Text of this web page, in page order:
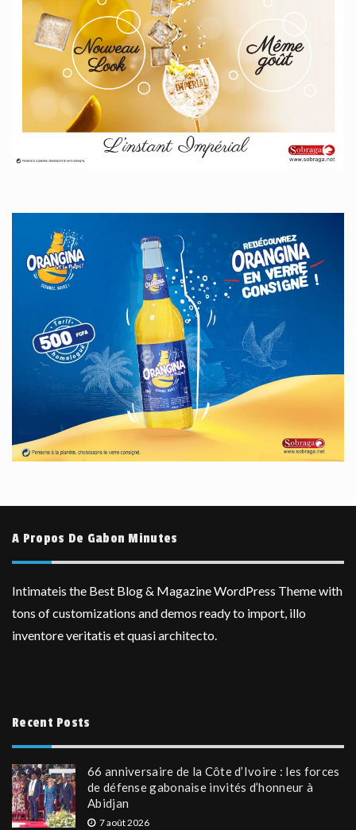
A Propos De Gabon Minutes
Intimateis the Best Blog & Magazine WordPress Theme with
tons of customizations and demos ready to import, illo
inventore veritatis et quasi architecto.
Recent Posts
66 anniversaire de la Côte d’Ivoire : les forces
de défense gabonaise invités d’honneur à
Abidjan
7 août 2026